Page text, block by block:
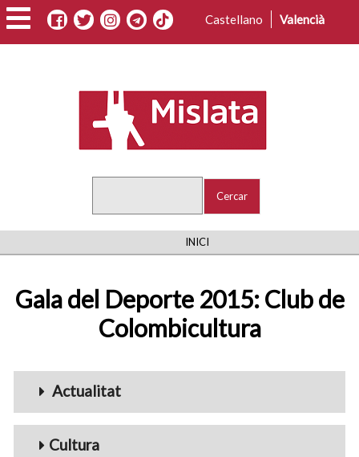
Vés
al
contingut
Castellano Valencià
FIL
INICI
Gala del Deporte 2015: Club de
Colombicultura
Menu_Videos
Actualitat
Cultura